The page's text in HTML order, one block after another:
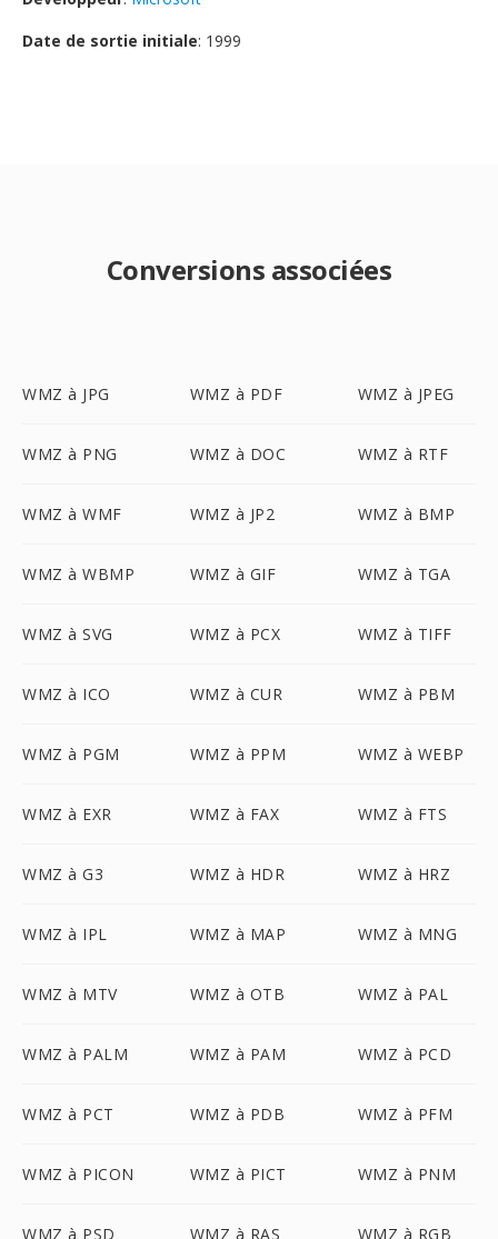
Date de sortie initiale: 1999
Conversions associées
WMZ à JPG WMZ à PDF WMZ à JPEG
WMZ à PNG WMZ à DOC WMZ à RTF
WMZ à WMF WMZ à JP2 WMZ à BMP
WMZ à WBMP WMZ à GIF WMZ à TGA
WMZ à SVG WMZ à PCX WMZ à TIFF
WMZ à ICO WMZ à CUR WMZ à PBM
WMZ à PGM WMZ à PPM WMZ à WEBP
WMZ à EXR WMZ à FAX WMZ à FTS
WMZ à G3 WMZ à HDR WMZ à HRZ
WMZ à IPL WMZ à MAP WMZ à MNG
WMZ à MTV WMZ à OTB WMZ à PAL
WMZ à PALM WMZ à PAM WMZ à PCD
WMZ à PCT WMZ à PDB WMZ à PFM
WMZ à PICON WMZ à PICT WMZ à PNM
WMZ à PSD WMZ à RAS WMZ à RGB